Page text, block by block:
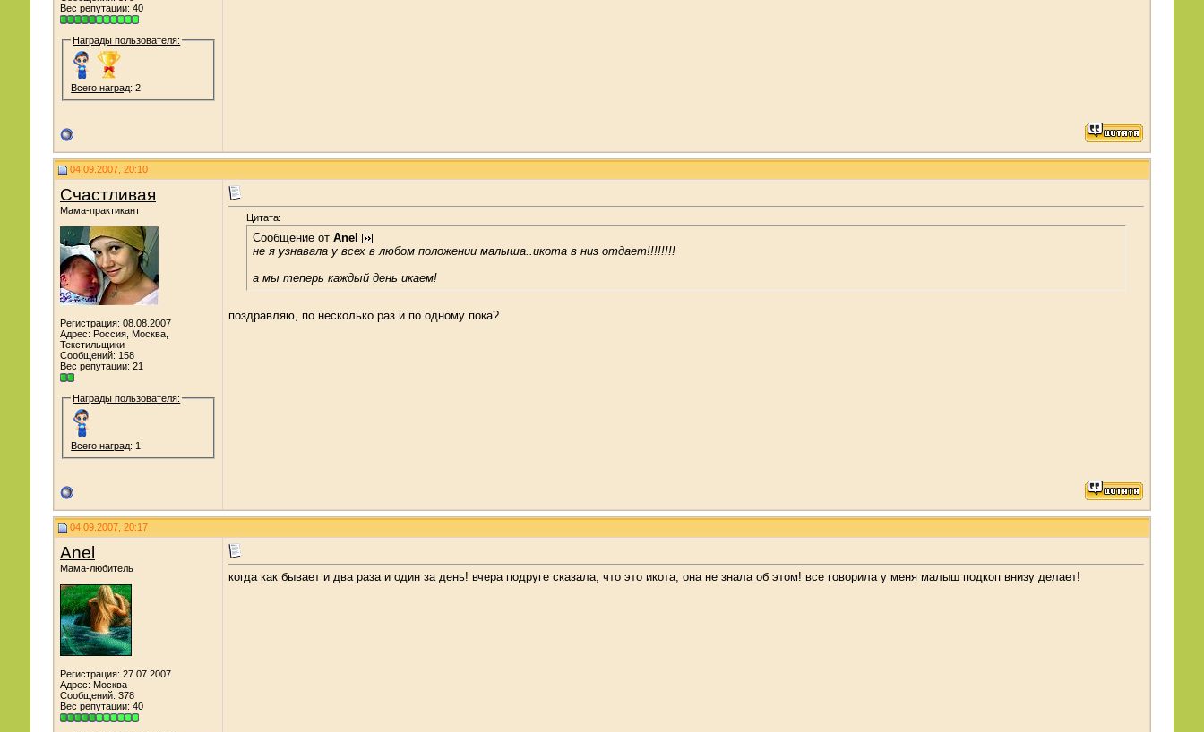
Вес репутации: 40
Награды пользователя:
Всего наград: 2
04.09.2007, 20:10
Счастливая
Мама-практикант
Регистрация: 08.08.2007
Адрес: Россия, Москва,
Текстильщики
Сообщений: 158
Вес репутации: 21
Награды пользователя:
Всего наград: 1
Цитата:
Сообщение от Anel
не я узнавала у всех в любом положении малыша..икота в низ отдает!!!!!!!!
а мы теперь каждый день икаем!
поздравляю, по несколько раз и по одному пока?
04.09.2007, 20:17
Anel
Мама-любитель
Регистрация: 27.07.2007
Адрес: Москва
Сообщений: 378
Вес репутации: 40
когда как бывает и два раза и один за день! вчера подруге сказала, что это икота, она не знала об этом! все говорила у меня малыш подкоп внизу делает!